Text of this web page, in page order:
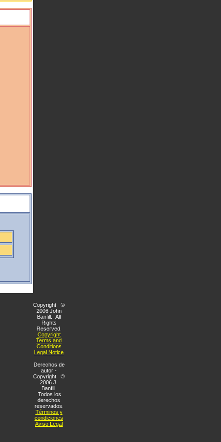
Copyright. ©
2006 John
Banfill. All
Rights
Reserved.
Copyright
Terms and
Conditions
Legal Notice
Derechos de
autor -
Copyright. ©
2006 J.
Banfill.
Todos los
derechos
reservados.
Términos y
condiciones
Aviso Legal